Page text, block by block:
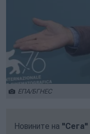
ЕПА/БГНЕС
Новините на "Сега"